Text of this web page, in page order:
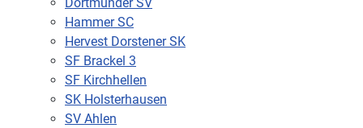
Dortmunder SV
Hammer SC
Hervest Dorstener SK
SF Brackel 3
SF Kirchhellen
SK Holsterhausen
SV Ahlen